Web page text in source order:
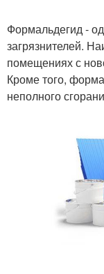
Формальдегид -
загрязнителей.
помещениях с
Кроме того,
неполного